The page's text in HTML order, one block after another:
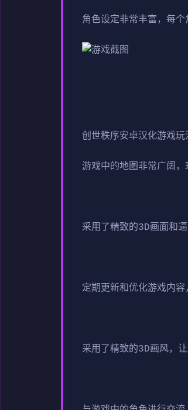
角色设定非常丰富，每
创世秩序安卓汉化游戏玩
游戏中的地图非常广阔
采用了精致的3D画面和
定期更新和优化游戏内容
采用了精致的3D画风，